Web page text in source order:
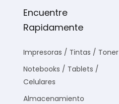
Encuentre
Rapidamente
Impresoras / Tintas / Toner
Notebooks / Tablets /
Celulares
Almacenamiento